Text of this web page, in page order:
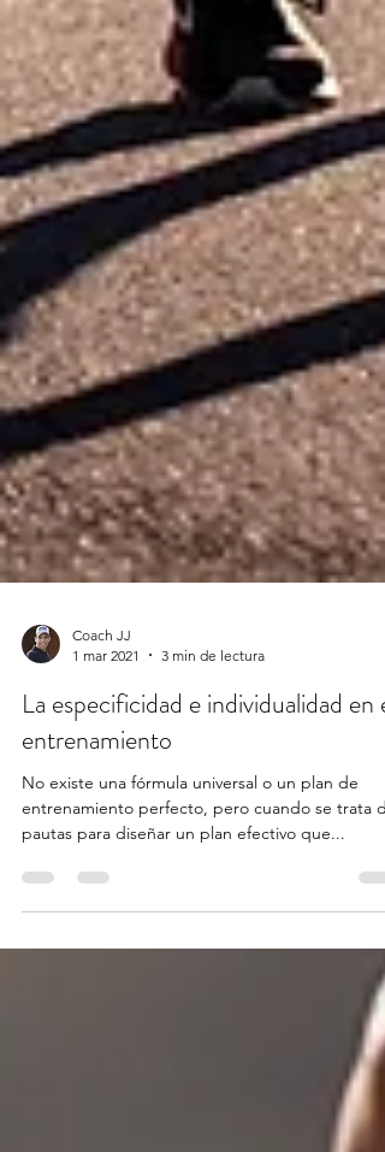
1 mar 2021
3 min de lectura
La especificidad e individualidad en el
entrenamiento
No existe una fórmula universal o un plan de
pautas para diseñar un plan efectivo que...